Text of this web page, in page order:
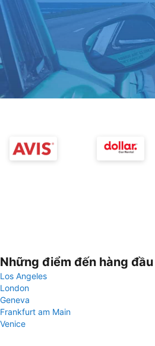
Những điểm đến hàng
Los Angeles
London
Geneva
Frankfurt am Main
Venice